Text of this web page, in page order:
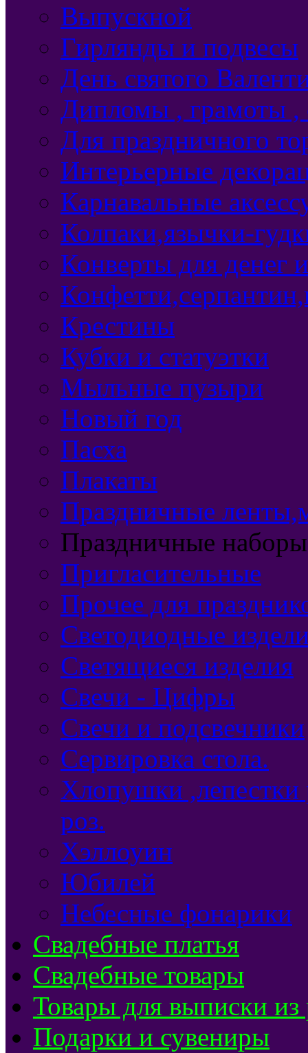
Выпускной
Гирлянды и подвесы
День святого
Дипломы , грамоты ,
Для праздничного
Интерьерные
Карнавальные
Колпаки,язычки-
Конверты для денег
Крестины
Кубки и статуэтки
Мыльные пузыри
Новый год
Пасха
Плакаты
Праздничные
Праздничные
Пригласительные
Прочее для
Светодиодные
Светящиеся изделия
Свечи - Цифры
Свечи и подсвечники
Сервировка стола.
Хлопушки ,лепестки
роз.
Хэллоуин
Юбилей
Небесные фонарики
Свадебные платья
Свадебные товары
Товары для выписки из
Подарки и сувениры